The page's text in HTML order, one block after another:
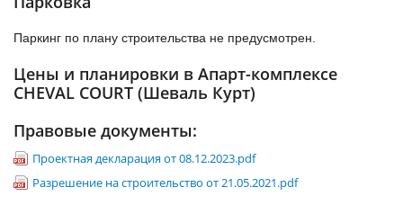
Паркинг по плану строительства не предусмотрен.
Цены и планировки в Апарт-комплексе
CHEVAL COURT (Шеваль Курт)
Правовые документы:
Проектная декларация от 08.12.2023.pdf
Разрешение на строительство от 21.05.2021.pdf